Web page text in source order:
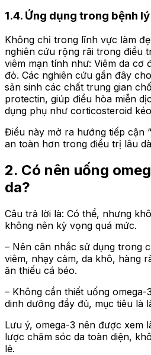
1.4. Ứng dụng trong bệnh
Không chỉ trong lĩnh vực làm
nghiên cứu rộng rãi trong điều
viêm mạn tính như: Viêm da cơ
đỏ. Các nghiên cứu gần đây
sản sinh các chất trung gian
protectin, giúp điều hòa miễn
dụng phụ như corticosteroid
Điều này mở ra hướng tiếp cận
an toàn hơn trong điều trị lâu
2. Có nên uống
da?
Câu trả lời là: Có thể, nhưng
không nên kỳ vọng quá mức.
– Nên cân nhắc sử dụng trong
viêm, nhạy cảm, da khô, hàng
ăn thiếu cá béo.
– Không cần thiết uống omega-
dinh dưỡng đầy đủ, mục tiêu là
Lưu ý, omega-3 nên được xem
lược chăm sóc da toàn diện,
lẻ.